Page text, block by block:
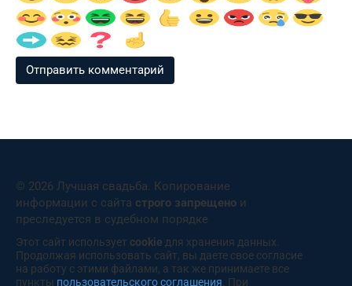
© 2026 Лучшая свадьба. Копирование
информации с сайта строго запрещено и
преследуется в судебном порядке
Этот сайт использует cookie для хранения данных.
Продолжая использовать сайт, вы даете свое согласие
на работу с этими файлами, а так же принимаете все
пункты пользовательского соглашения. При